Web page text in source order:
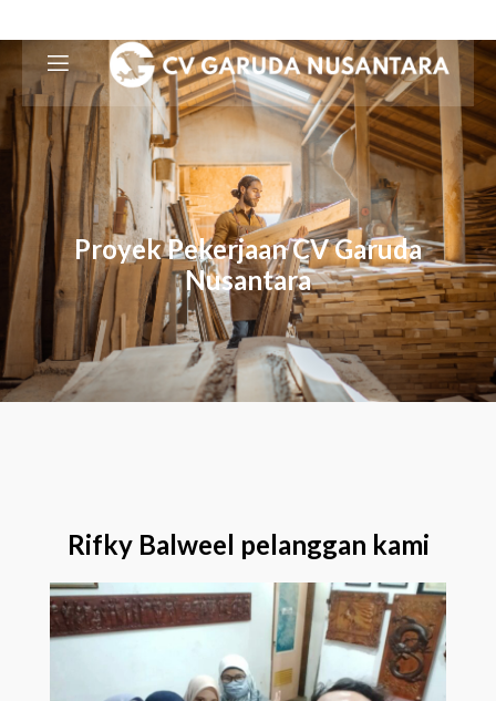
Proyek Pekerjaan CV Garuda
Nusantara
Rifky Balweel pelanggan kami